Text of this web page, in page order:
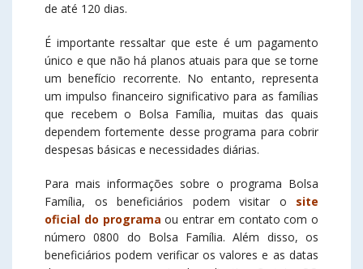
de até 120 dias.
É importante ressaltar que este é um pagamento
único e que não há planos atuais para que se torne
um benefício recorrente. No entanto, representa
um impulso financeiro significativo para as famílias
que recebem o Bolsa Família, muitas das quais
dependem fortemente desse programa para cobrir
despesas básicas e necessidades diárias.
Para mais informações sobre o programa Bolsa
Família, os beneficiários podem visitar o site
oficial do programa ou entrar em contato com o
número 0800 do Bolsa Família. Além disso, os
beneficiários podem verificar os valores e as datas